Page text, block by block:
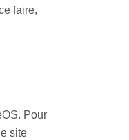
faire,
Pour
site